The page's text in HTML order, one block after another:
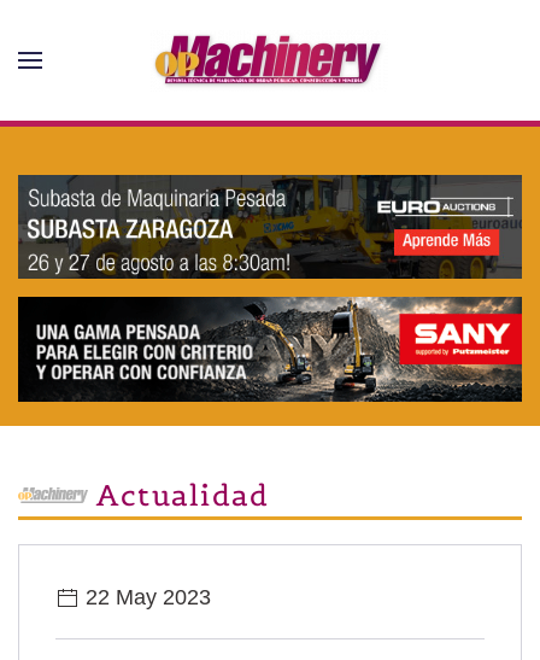
Skip to main content
Actualidad
22 May 2023